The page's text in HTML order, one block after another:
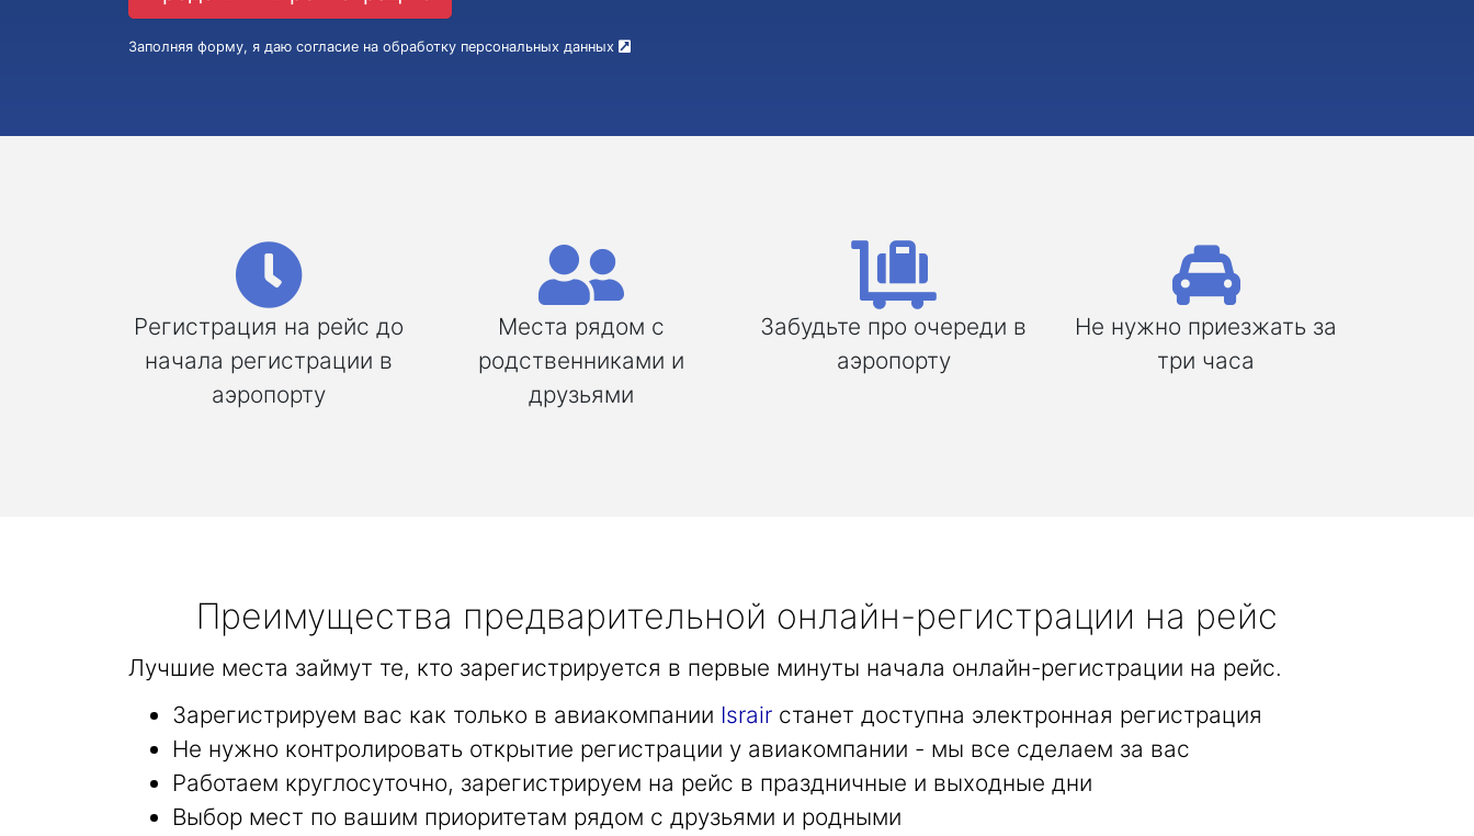
Заполняя форму, я даю согласие на обработку персональных данных
Регистрация на рейс до
начала регистрации в
аэропорту
Места рядом с
родственниками и
друзьями
Забудьте про очереди в
аэропорту
Не нужно приезжать за
три часа
Преимущества предварительной онлайн-регистрации на рейс
Лучшие места займут те, кто зарегистрируется в первые минуты начала онлайн-регистрации на рейс.
Зарегистрируем вас как только в авиакомпании Israir станет доступна электронная регистрация
Не нужно контролировать открытие регистрации у авиакомпании - мы все сделаем за вас
Работаем круглосуточно, зарегистрируем на рейс в праздничные и выходные дни
Выбор мест по вашим приоритетам рядом с друзьями и родными